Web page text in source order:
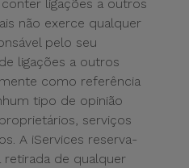
ligações a outros
não exerce qualquer
pelo seu
ligações a outros
como referência
tipo de opinião
serviços
A iServices reserva-
retirada de qualquer